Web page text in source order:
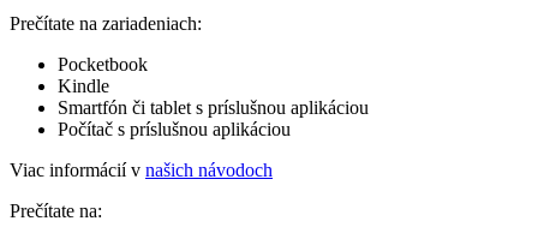
Prečítate na zariadeniach:
Pocketbook
Kindle
Smartfón či tablet s príslušnou aplikáciou
Počítač s príslušnou aplikáciou
Viac informácií v našich návodoch
Prečítate na: